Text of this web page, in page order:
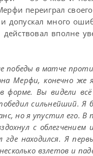
переиграл
много
вполне
в матче
Мерфи, конечно же
форме. Вы видели
сильнейший. Я
но я упустил его. В
с
находился. Я
взлетов и